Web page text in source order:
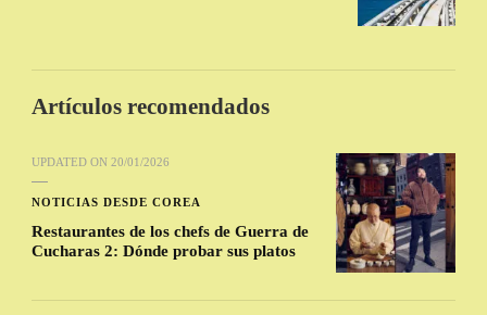
Artículos recomendados
UPDATED ON 20/01/2026
NOTICIAS DESDE COREA
Restaurantes de los chefs de Guerra de
Cucharas 2: Dónde probar sus platos